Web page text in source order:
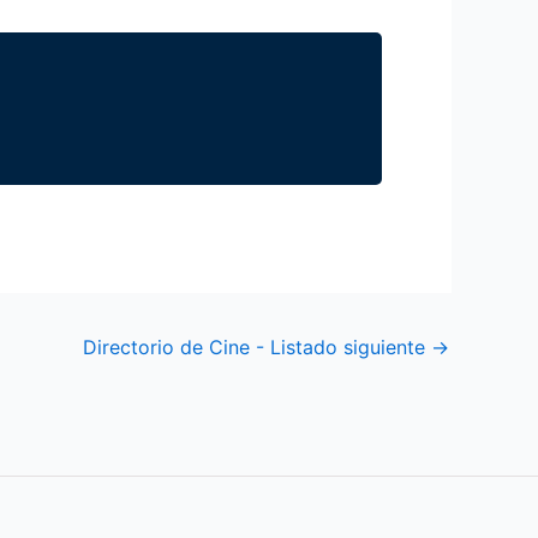
Directorio de Cine - Listado siguiente →